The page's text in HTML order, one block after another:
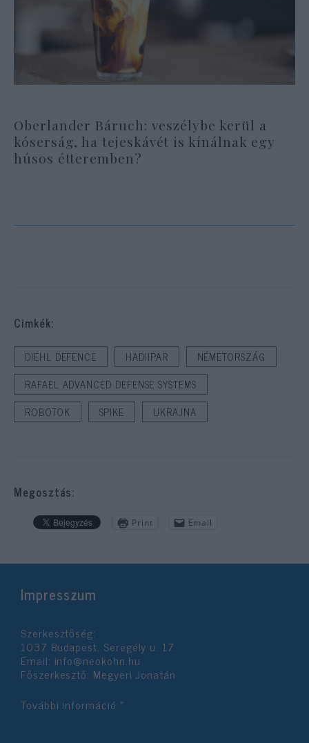
Oberlander Báruch: veszélybe kerül a
kóserság, ha tejeskávét is kínálnak egy
húsos étteremben?
Cimkék:
DIEHL DEFENCE HADIIPAR
NÉMETORSZÁG
RAFAEL ADVANCED DEFENSE SYSTEMS
ROBOTOK
SPIKE UKRAJNA
Megosztás:
Print Email
Impresszum
Szerkesztőség:
1037 Budapest, Seregély u. 17.
Email: info@neokohn.hu
Főszerkesztő: Megyeri Jonatán
További információ »